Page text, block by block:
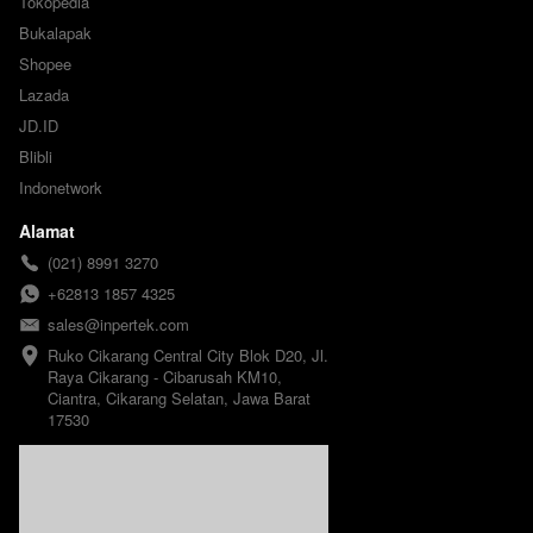
Bukalapak
Shopee
Lazada
JD.ID
Blibli
Indonetwork
Alamat
(021) 8991 3270
+62813 1857 4325
sales@inpertek.com
Ruko Cikarang Central City Blok D20, Jl.
Raya Cikarang - Cibarusah KM10,
Ciantra, Cikarang Selatan, Jawa Barat
17530